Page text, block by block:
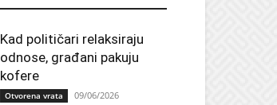
Kad političari relaksiraju
odnose, građani pakuju
kofere
Otvorena vrata 09/06/2026